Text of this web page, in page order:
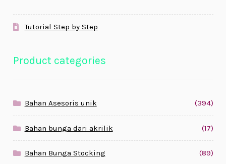
Tutorial Step by Step
Product categories
Bahan Asesoris unik (394)
Bahan bunga dari akrilik (17)
Bahan Bunga Stocking (89)